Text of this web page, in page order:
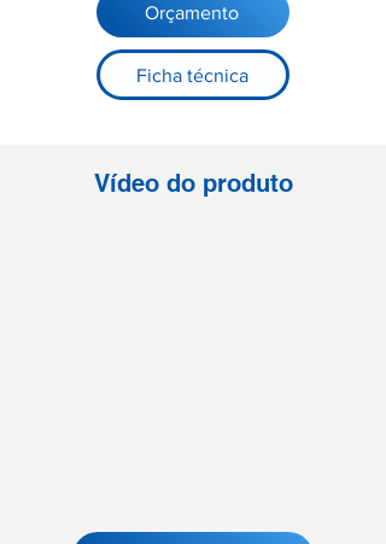
Orçamento
Ficha técnica
Vídeo do produto